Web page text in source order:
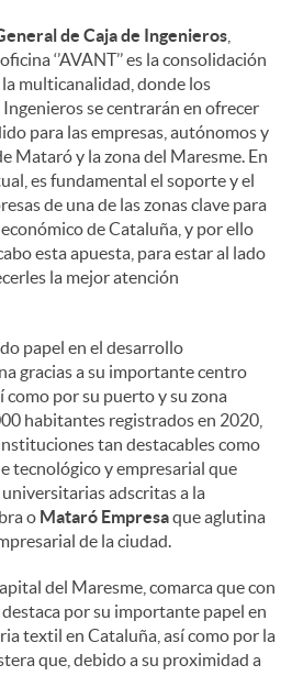
de Caja de Ingenieros
‘’AVANT’’ es la consolidación
multicanalidad, donde los
se centrarán en ofrecer
para las empresas, autónomos y
Mataró y la zona del Maresme. En
es fundamental el soporte y el
de una de las zonas clave para
de Cataluña, y por ello
esta apuesta, para estar al lado
la mejor atención
papel en el desarrollo
gracias a su importante centro
como por su puerto y su zona
habitantes registrados en 2020,
tan destacables como
tecnológico y empresarial que
adscritas a la
o Mataró Empresaque aglutina
de la ciudad.
del Maresme, comarca que con
por su importante papel en
textil en Cataluña, así como por la
que, debido a su proximidad a